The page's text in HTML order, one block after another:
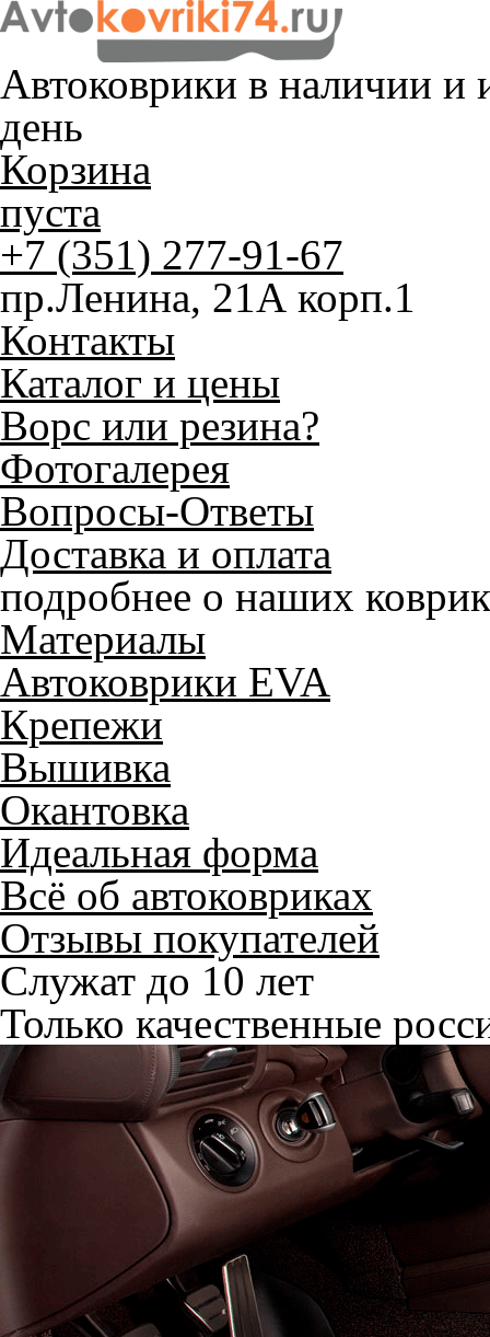
Автоковрики в наличии и
день
Корзина
пуста
+7 (351) 277-91-67
пр.Ленина, 21А корп.1
Контакты
Каталог и цены
Ворс или резина?
Фотогалерея
Вопросы-Ответы
Доставка и оплата
подробнее о наших
Материалы
Автоковрики EVA
Крепежи
Вышивка
Окантовка
Идеальная форма
Всё об автоковриках
Отзывы покупателей
Служат до 10 лет
Только качественные